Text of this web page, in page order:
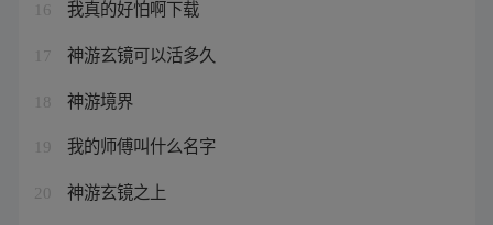
16 我真的好怕啊下载
17 神游玄镜可以活多久
18 神游境界
19 我的师傅叫什么名字
20 神游玄镜之上